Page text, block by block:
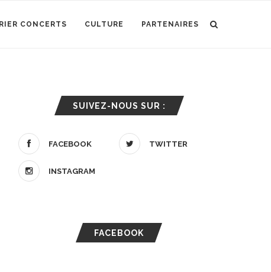
CONCERTS CULTURE PARTENAIRES
SUIVEZ-NOUS SUR :
FACEBOOK TWITTER
INSTAGRAM
FACEBOOK